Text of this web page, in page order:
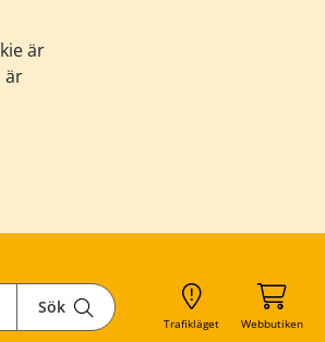
är
är
Sök
Trafikläget Webbutiken